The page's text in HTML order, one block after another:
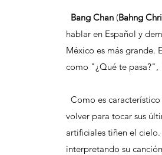
Bang Chan (Bahng
hablar en Español y
México es más grande.
como "¿Qué te
Como es
volver para tocar sus
artificiales tiñen el cielo.
interpretando su